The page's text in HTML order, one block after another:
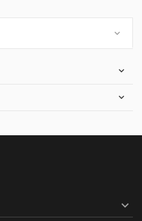
keyboard_arrow_down
